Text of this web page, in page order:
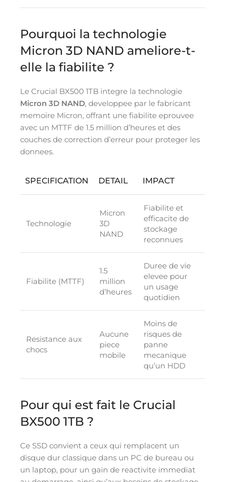
Pourquoi la technologie
Micron 3D NAND ameliore-t-
elle la fiabilite ?
Le Crucial BX500 1TB integre la technologie
Micron 3D NAND, developpee par le fabricant
memoire Micron, offrant une fiabilite eprouvee
avec un MTTF de 1.5 million d’heures et des
couches de correction d’erreur pour proteger les
donnees.
SPECIFICATION DETAIL IMPACT
Technologie
Micron
3D
NAND
Fiabilite et
efficacite de
stockage
reconnues
Fiabilite (MTTF)
1.5
million
d’heures
Duree de vie
elevee pour
un usage
quotidien
Resistance aux
chocs
Aucune
piece
mobile
Moins de
risques de
panne
mecanique
qu’un HDD
Pour qui est fait le Crucial
BX500 1TB ?
Ce SSD convient a ceux qui remplacent un
disque dur classique dans un PC de bureau ou
un laptop, pour un gain de reactivite immediat